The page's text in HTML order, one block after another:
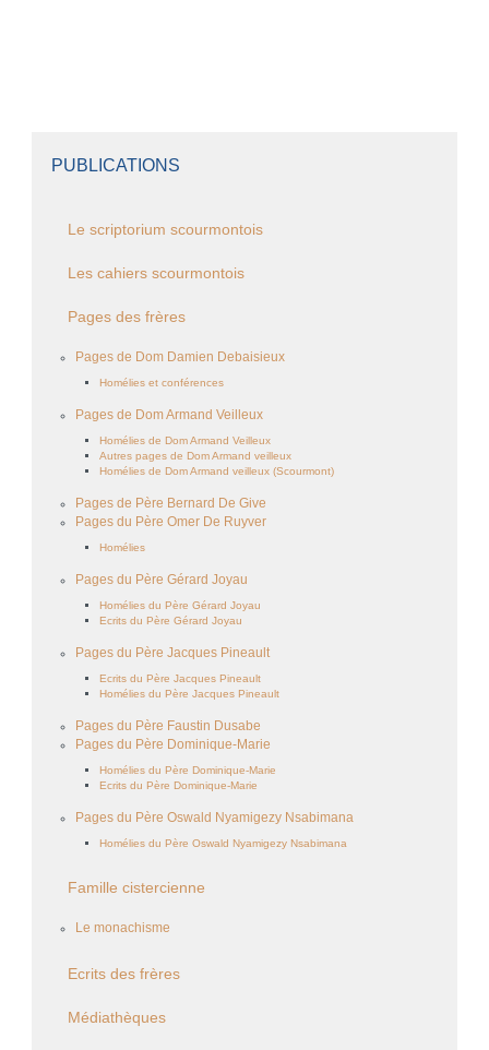
PUBLICATIONS
Le scriptorium scourmontois
Les cahiers scourmontois
Pages des frères
Pages de Dom Damien Debaisieux
Homélies et conférences
Pages de Dom Armand Veilleux
Homélies de Dom Armand Veilleux
Autres pages de Dom Armand veilleux
Homélies de Dom Armand veilleux (Scourmont)
Pages de Père Bernard De Give
Pages du Père Omer De Ruyver
Homélies
Pages du Père Gérard Joyau
Homélies du Père Gérard Joyau
Ecrits du Père Gérard Joyau
Pages du Père Jacques Pineault
Ecrits du Père Jacques Pineault
Homélies du Père Jacques Pineault
Pages du Père Faustin Dusabe
Pages du Père Dominique-Marie
Homélies du Père Dominique-Marie
Ecrits du Père Dominique-Marie
Pages du Père Oswald Nyamigezy Nsabimana
Homélies du Père Oswald Nyamigezy Nsabimana
Famille cistercienne
Le monachisme
Ecrits des frères
Médiathèques